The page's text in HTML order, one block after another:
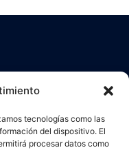
tecnologías como las
del dispositivo. El
procesar datos como